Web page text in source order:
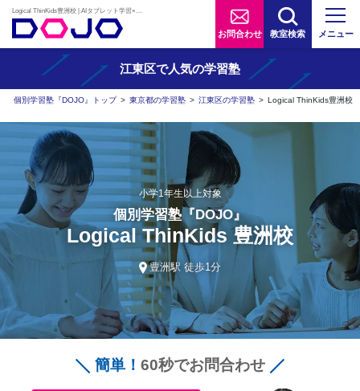
お問合わせ 教室検索 メニュー
江東区で人気の学習塾
個別学習塾『DOJO』トップ > 東京都の学習塾 > 江東区の学習塾 > Logical ThinKids豊洲校
小学1年生以上対象
個別学習塾『DOJO』
Logical ThinKids 豊洲校
豊洲駅 徒歩1分
簡単！ 60秒でお問合わせ